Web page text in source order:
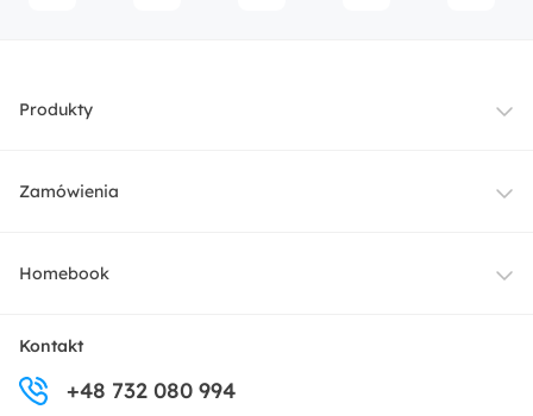
Produkty
Meble
Zamówienia
Dostawa
Zwroty
Homebook
O nas
Centrum prasowe
Kontakt
+48 732 080 994